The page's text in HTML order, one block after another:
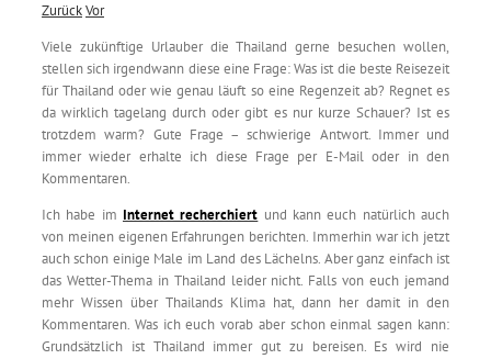
ZurückVor
Viele zukünftige Urlauber die Thailand gerne besuchen wollen,
stellen sich irgendwann diese eine Frage: Was ist die beste Reisezeit
für Thailand oder wie genau läuft so eine Regenzeit ab? Regnet es
da wirklich tagelang durch oder gibt es nur kurze Schauer? Ist es
trotzdem warm? Gute Frage – schwierige Antwort. Immer und
immer wieder erhalte ich diese Frage per E-Mail oder in den
Kommentaren.
Ich habe im Internet recherchiert und kann euch natürlich auch
von meinen eigenen Erfahrungen berichten. Immerhin war ich jetzt
auch schon einige Male im Land des Lächelns. Aber ganz einfach ist
das Wetter-Thema in Thailand leider nicht. Falls von euch jemand
mehr Wissen über Thailands Klima hat, dann her damit in den
Kommentaren. Was ich euch vorab aber schon einmal sagen kann:
Grundsätzlich ist Thailand immer gut zu bereisen. Es wird nie